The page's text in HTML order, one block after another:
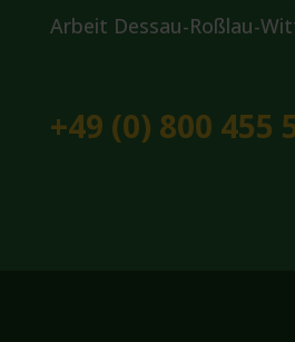
Arbeit Dessau-Roßlau-
+49 (0) 800 455